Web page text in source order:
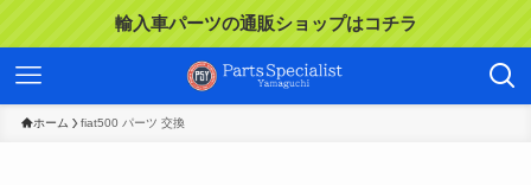
輸入車パーツの通販ショップはコチラ
ホーム fiat500 パーツ 交換